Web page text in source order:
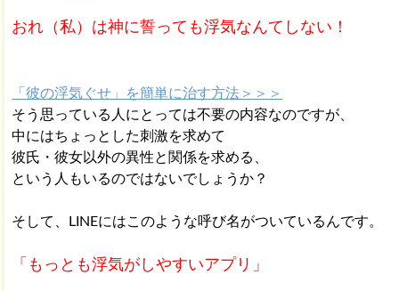
おれ（私）は神に誓っても浮気なんてしない！
「彼の浮気ぐせ」を簡単に治す方法＞＞＞
そう思っている人にとっては不要の内容なのですが、
中にはちょっとした刺激を求めて
彼氏・彼女以外の異性と関係を求める、
という人もいるのではないでしょうか？
そして、LINEにはこのような呼び名がついているんです。
「もっとも浮気がしやすいアプリ」